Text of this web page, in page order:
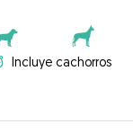
Incluye cachorros